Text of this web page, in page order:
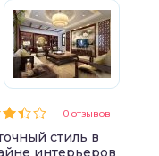
0 отзывов
стиль в